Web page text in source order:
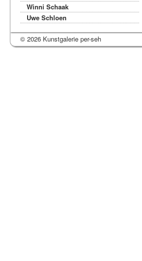
Winni Schaak
Uwe Schloen
© 2026 Kunstgalerie per-seh